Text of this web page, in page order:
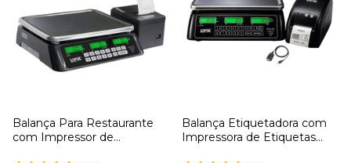
Balança Para Restaurante
com Impressor de
Balança Etiquetadora com
Impressora de Etiquetas